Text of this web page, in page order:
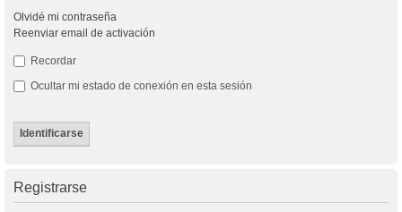
Olvidé mi contraseña
Reenviar email de activación
Recordar
Ocultar mi estado de conexión en esta sesión
Registrarse